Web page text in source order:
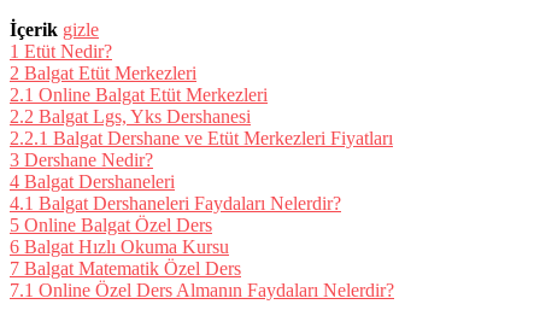
İçerik gizle
1 Etüt Nedir?
2 Balgat Etüt Merkezleri
2.1 Online Balgat Etüt Merkezleri
2.2 Balgat Lgs, Yks Dershanesi
2.2.1 Balgat Dershane ve Etüt Merkezleri Fiyatları
3 Dershane Nedir?
4 Balgat Dershaneleri
4.1 Balgat Dershaneleri Faydaları Nelerdir?
5 Online Balgat Özel Ders
6 Balgat Hızlı Okuma Kursu
7 Balgat Matematik Özel Ders
7.1 Online Özel Ders Almanın Faydaları Nelerdir?